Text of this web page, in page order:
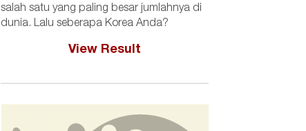
salah satu yang paling besar jumlahnya di
dunia. Lalu seberapa Korea Anda?
View Result